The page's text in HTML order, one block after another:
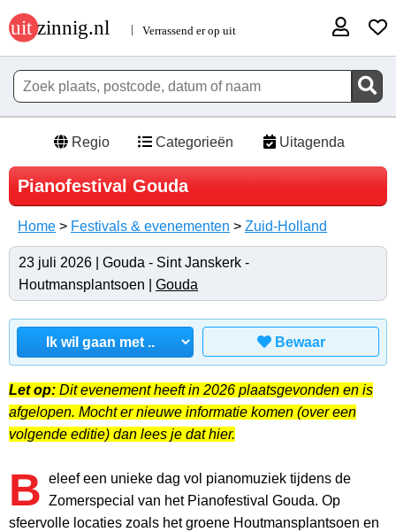
Regio Categorieën Uitagenda
Pianofestival Gouda
Home > Festivals & evenementen > Zuid-Holland
23 juli 2026 | Gouda - Sint Janskerk -
Houtmansplantsoen | Gouda
Bewaar
Let op: Dit evenement heeft in 2026 plaatsgevonden en is
afgelopen. Mocht er nieuwe informatie komen (over een
volgende editie) dan lees je dat hier.
B eleef een unieke dag vol pianomuziek tijdens de
Zomerspecial van het Pianofestival Gouda. Op
sfeervolle locaties zoals het groene Houtmansplantsoen en